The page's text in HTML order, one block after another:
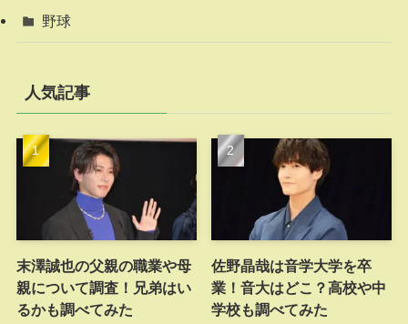
野球
人気記事
末澤誠也の父親の職業や母
親について調査！兄弟はい
るかも調べてみた
佐野晶哉は音学大学を卒
業！音大はどこ？高校や中
学校も調べてみた